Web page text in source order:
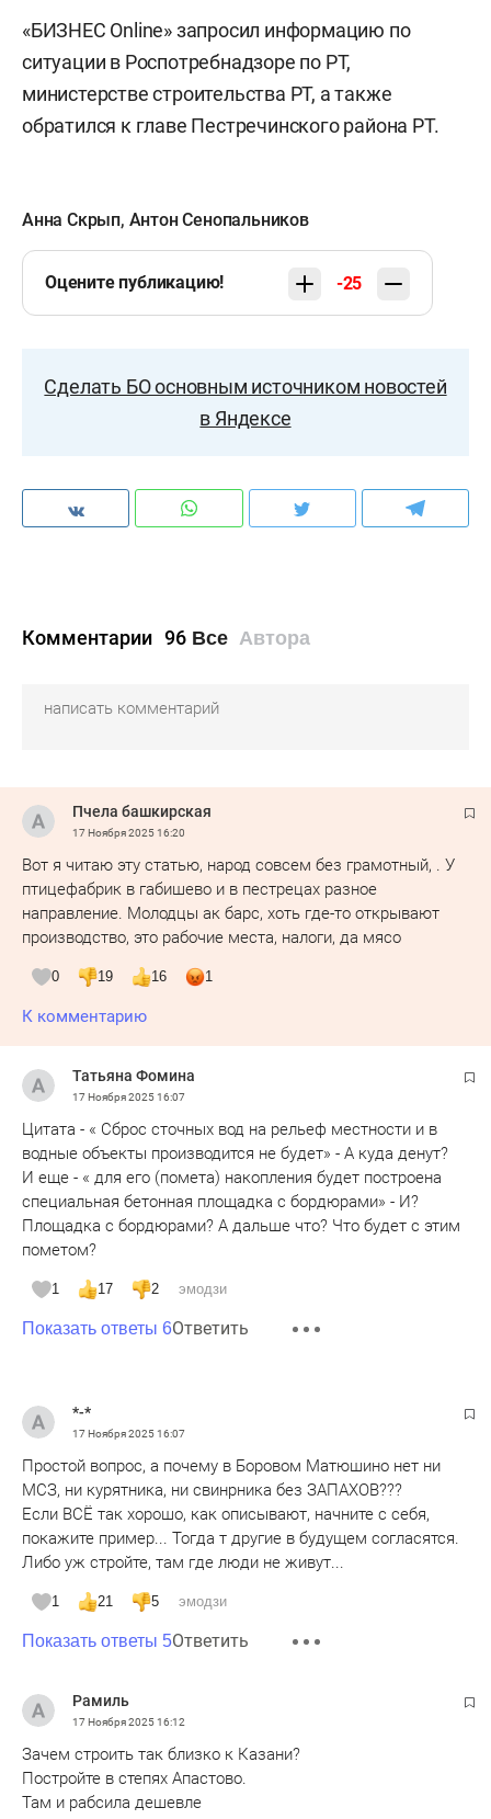
«БИЗНЕС Online» запросил информацию по
ситуации в Роспотребнадзоре по РТ,
министерстве строительства РТ, а также
обратился к главе Пестречинского района РТ.
Анна Скрып, Антон Сенопальников
Оцените публикацию! -25
Сделать БО основным источником новостей
в Яндексе
Комментарии 96 Все Автора
Пчела башкирская
17 Ноября 202516:20
Вот я читаю эту статью, народ совсем без грамотный, . У
птицефабрик в габишево и в пестрецах разное
направление. Молодцы ак барс, хоть где-то открывают
производство, это рабочие места, налоги, да мясо
0 19 16 1
К комментарию
Татьяна Фомина
17 Ноября 202516:07
Цитата - « Сброс сточных вод на рельеф местности и в
водные объекты производится не будет» - А куда денут?
И еще - « для его (помета) накопления будет построена
специальная бетонная площадка с бордюрами» - И?
Площадка с бордюрами? А дальше что? Что будет с этим
пометом?
1 17 2 эмодзи
Показать ответы 6Ответить
*-*
17 Ноября 202516:07
Простой вопрос, а почему в Боровом Матюшино нет ни
МСЗ, ни курятника, ни свинрника без ЗАПАХОВ???
Если ВСЁ так хорошо, как описывают, начните с себя,
покажите пример... Тогда т другие в будущем согласятся.
Либо уж стройте, там где люди не живут...
1 21 5 эмодзи
Показать ответы 5Ответить
Рамиль
17 Ноября 202516:12
Зачем строить так близко к Казани?
Постройте в степях Апастово.
Там и рабсила дешевле